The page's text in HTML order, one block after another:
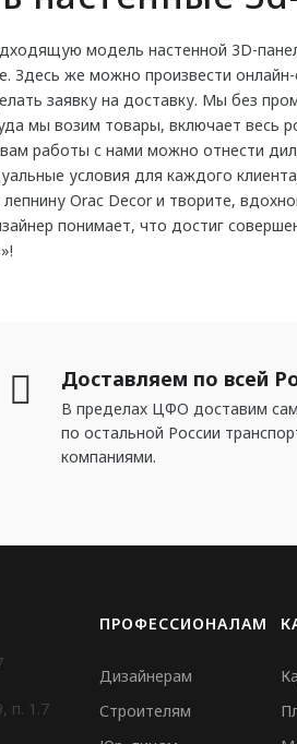
модель настенной 3D-
Здесь же можно произвести
заявку на доставку. Мы без
мы возим товары, включает весь
работы с нами можно отнести
условия для каждого
Orac Decor и творите,
понимает, что достиг
Доставляем по всей
В пределах ЦФО доставим
по остальной России
компаниями.
п. 1.7
ПРОФЕССИОНАЛАМ
Дизайнерам
Строителям